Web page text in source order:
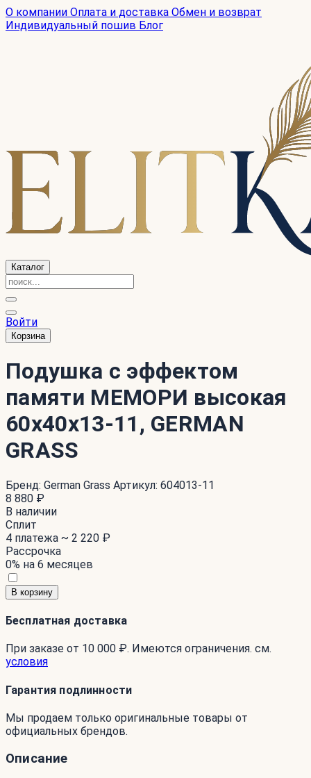
О компании Оплата и доставка Обмен и возврат
Индивидуальный пошив Блог
Каталог
Войти
Корзина
Подушка с эффектом
памяти МЕМОРИ высокая
60x40x13-11, GERMAN
GRASS
Бренд: German Grass Артикул: 604013-11
8 880 ₽
В наличии
Сплит
4 платежа ~ 2 220 ₽
Рассрочка
0% на 6 месяцев
В корзину
Бесплатная доставка
При заказе от 10 000 ₽. Имеются ограничения. см.
условия
Гарантия подлинности
Мы продаем только оригинальные товары от
официальных брендов.
Описание